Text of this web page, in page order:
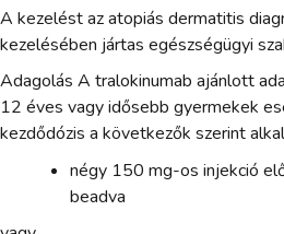
A kezelést az atopiás dermatitis
kezelésében jártas egészségügyi
Adagolás A tralokinumab ajánlott
12 éves vagy idősebb gyermekek
kezdődózis a következők szerint
négy 150 mg-os injekció
beadva